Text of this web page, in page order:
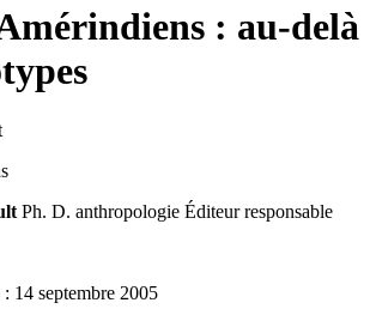
: au-delà
Ph. D. anthropologie Éditeur responsable
14 septembre 2005